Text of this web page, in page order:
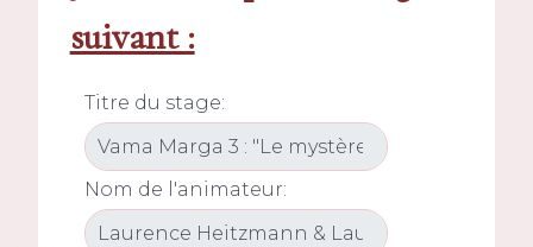
suivant :
Titre du stage:
Nom de l'animateur: